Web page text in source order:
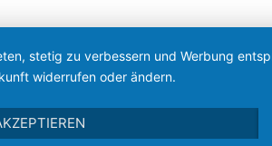
stetig zu verbessern und Werbung
widerrufen oder ändern.